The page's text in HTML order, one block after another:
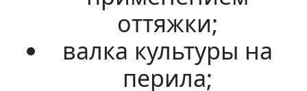
оттяжки;
валка культуры на
перила;